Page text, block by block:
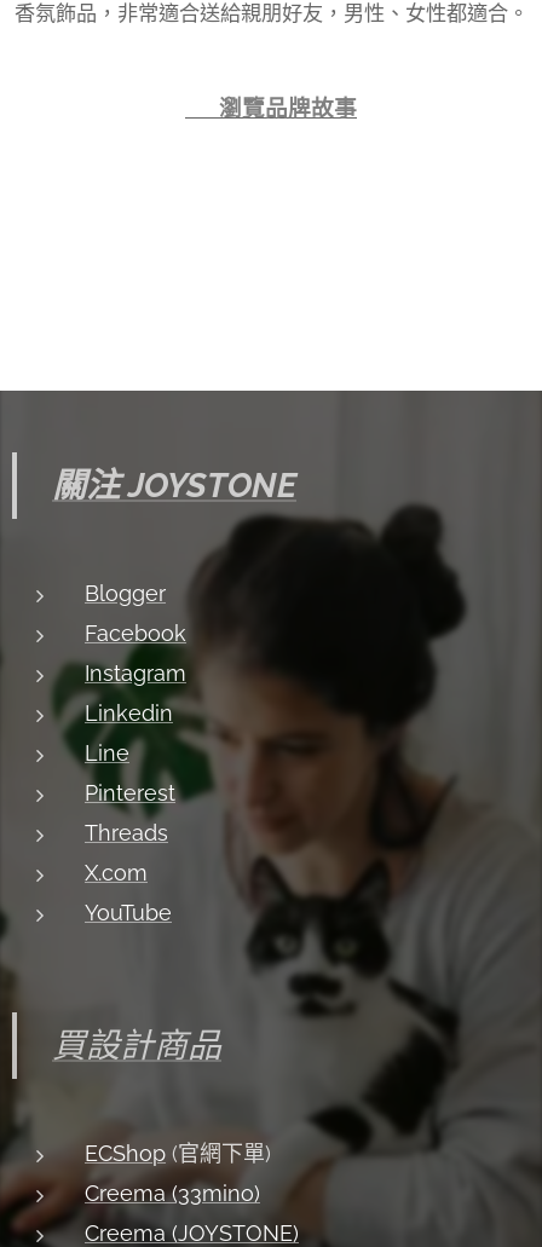
香氛飾品，非常適合送給親朋好友，男性、女性都適合。
👉 瀏覽品牌故事
關注 JOYSTONE
Blogger
Facebook
Instagram
Linkedin
Line
Pinterest
Threads
X.com
YouTube
買設計商品
ECShop (官網下單)
Creema (33mino)
Creema (JOYSTONE)